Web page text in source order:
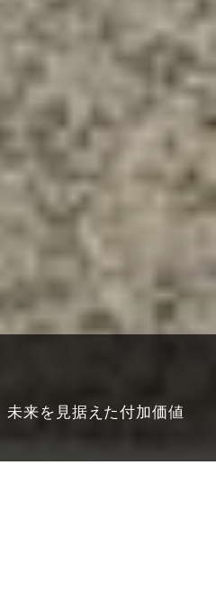
来を見据えた付加価値